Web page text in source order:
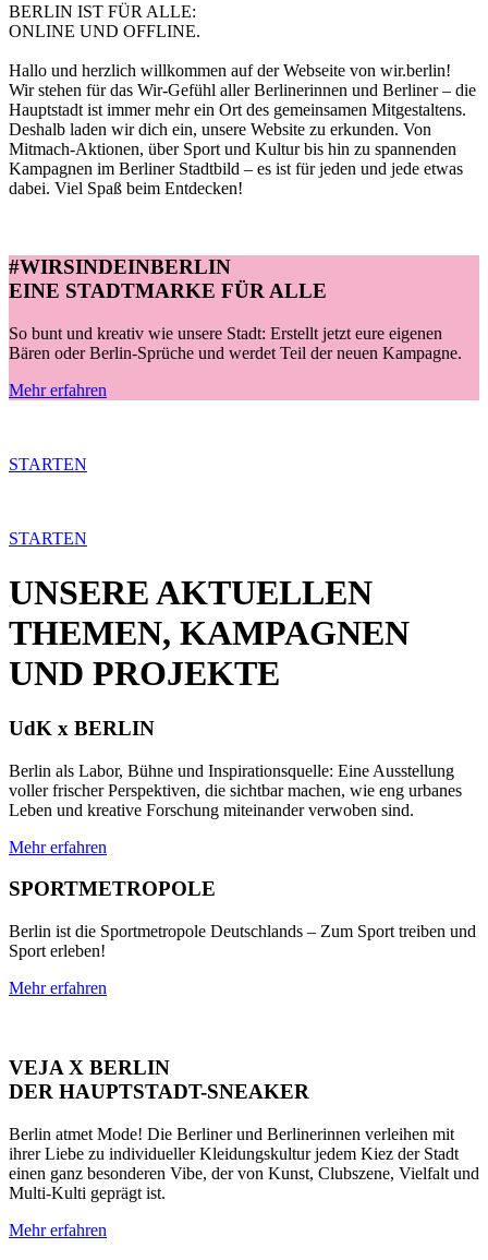
BERLIN IST FÜR ALLE:
ONLINE UND OFFLINE.
Hallo und herzlich willkommen auf der Webseite von wir.berlin!
Wir stehen für das Wir-Gefühl aller Berlinerinnen und Berliner – die
Hauptstadt ist immer mehr ein Ort des gemeinsamen Mitgestaltens.
Deshalb laden wir dich ein, unsere Website zu erkunden. Von
Mitmach-Aktionen, über Sport und Kultur bis hin zu spannenden
Kampagnen im Berliner Stadtbild – es ist für jeden und jede etwas
dabei. Viel Spaß beim Entdecken!
#WIRSINDEINBERLIN
EINE STADTMARKE FÜR ALLE
So bunt und kreativ wie unsere Stadt: Erstellt jetzt eure eigenen
Bären oder Berlin-Sprüche und werdet Teil der neuen Kampagne.
Mehr erfahren
STARTEN
STARTEN
UNSERE AKTUELLEN
THEMEN, KAMPAGNEN
UND PROJEKTE
UdK x BERLIN
Berlin als Labor, Bühne und Inspirationsquelle: Eine Ausstellung
voller frischer Perspektiven, die sichtbar machen, wie eng urbanes
Leben und kreative Forschung miteinander verwoben sind.
Mehr erfahren
SPORTMETROPOLE
Berlin ist die Sportmetropole Deutschlands – Zum Sport treiben und
Sport erleben!
Mehr erfahren
VEJA X BERLIN
DER HAUPTSTADT-SNEAKER
Berlin atmet Mode! Die Berliner und Berlinerinnen verleihen mit
ihrer Liebe zu individueller Kleidungskultur jedem Kiez der Stadt
einen ganz besonderen Vibe, der von Kunst, Clubszene, Vielfalt und
Multi-Kulti geprägt ist.
Mehr erfahren